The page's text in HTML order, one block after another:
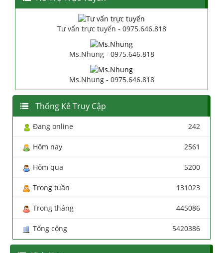
Tư vấn trực tuyến - 0975.646.818
Ms.Nhung - 0975.646.818
Ms.Nhung - 0975.646.818
Thống Kê Truy Cập
Đang online 242
Hôm nay 2561
Hôm qua 5200
Trong tuần 131023
Trong tháng 445086
Tổng cộng 5420386